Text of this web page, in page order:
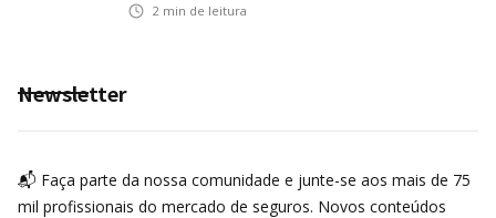
2 min de leitura
Newsletter
📬 Faça parte da nossa comunidade e junte-se aos mais de 75
mil profissionais do mercado de seguros. Novos conteúdos